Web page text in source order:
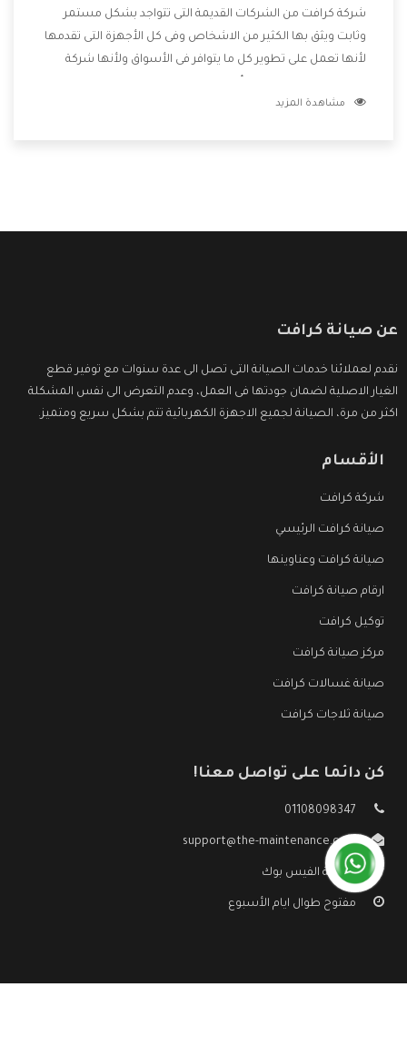
شركة كرافت من الشركات القديمة التى تتواجد بشكل مستمر
وثابت ويثق بها الكثير من الاشخاص وفى كل الأجهزة التى تقدمها
لأنها تعمل على تطوير كل ما يتوافر فى الأسواق ولأنها شركة
وتقدم للعملاء أقوى العروض والخصومات التى تسهل على
مشاهدة المزيد
عن صيانة كرافت
نقدم لعملائنا خدمات الصيانة التى تصل الى عدة سنوات مع توفير قطع
الغيار الاصلية لضمان جودتها فى العمل، وعدم التعرض الى نفس المشكلة
اكثر من مرة، الصيانة لجميع الاجهزة الكهربائية تتم بشكل سريع ومتميز.
الأقسام
شركة كرافت
صيانة كرافت الرئيسي
صيانة كرافت وعناوينها
ارقام صيانة كرافت
توكيل كرافت
مركز صيانة كرافت
صيانة غسالات كرافت
صيانة ثلاجات كرافت
كن دائما على تواصل معنا!
01108098347
support@the-maintenance.com
صفحة الفيس بوك
مفتوح طوال ايام الأسبوع